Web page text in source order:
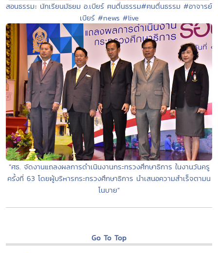
สอนธรรมะ นักเรียนมัธยม อ.เบียร์ ฅนตื่นธรรม#ฅนตื่นธรรม #อาจารย์
เบียร์ #news #live
“ศธ. จัดงานแถลงผลการดำเนินงานกระทรวงศึกษาธิการ ในงานวันครู
ครั้งที่ 63 โดยผู้บริหารกระทรวงศึกษาธิการ นำเสนอความสำเร็จตามน
โนบาย”
Go To Top